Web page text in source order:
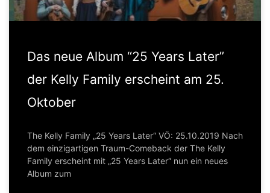
Das neue Album “25 Years Later”
der Kelly Family erscheint am 25.
Oktober
The Kelly Family „25 Years Later“ VÖ: 25.10.2019 Nach
dem einzigartigen Traum-Comeback der The Kelly
Family erscheint mit „25 Years Later“ nun ein neues
Album zum